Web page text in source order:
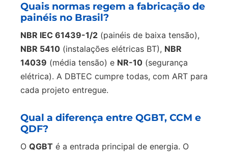
Quais normas regem a fabricação de
painéis no Brasil?
NBR IEC 61439-1/2 (painéis de baixa tensão),
NBR 5410 (instalações elétricas BT), NBR
14039 (média tensão) e NR-10 (segurança
elétrica). A DBTEC cumpre todas, com ART para
cada projeto entregue.
Qual a diferença entre QGBT, CCM e
QDF?
O QGBT é a entrada principal de energia. O